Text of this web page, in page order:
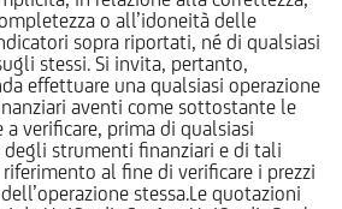
o all’idoneità delle
sopra riportati, né di qualsiasi
stessi. Si invita, pertanto,
effettuare una qualsiasi operazione
aventi come sottostante le
verificare, prima di qualsiasi
strumenti finanziari e di tali
al fine di verificare i prezzi
stessa.Le quotazioni